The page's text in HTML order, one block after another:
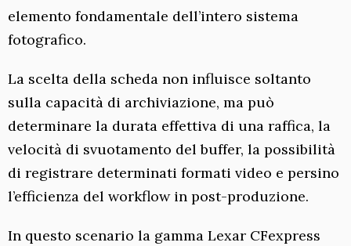
elemento fondamentale dell’intero sistema
fotografico.
La scelta della scheda non influisce soltanto
sulla capacità di archiviazione, ma può
determinare la durata effettiva di una raffica, la
velocità di svuotamento del buffer, la possibilità
di registrare determinati formati video e persino
l’efficienza del workflow in post-produzione.
In questo scenario la gamma Lexar CFexpress